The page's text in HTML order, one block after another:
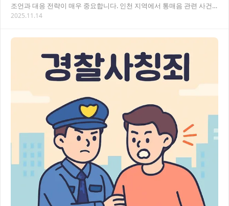
조언과 대응 전략이 매우 중요합니다. 인천 지역에서 통매음 관련 사건
에 전문성을 갖춘 변호사의 도움을 통해 효…
2025.11.14